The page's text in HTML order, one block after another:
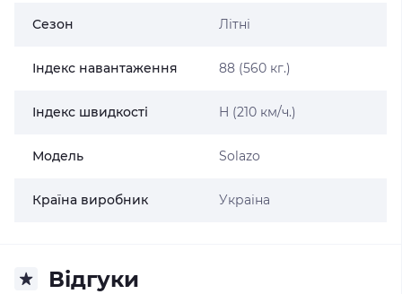
Сезон Літні
Індекс навантаження 88 (560 кг.)
Індекс швидкості H (210 км/ч.)
Модель Solazo
Країна виробник Украіна
Відгуки